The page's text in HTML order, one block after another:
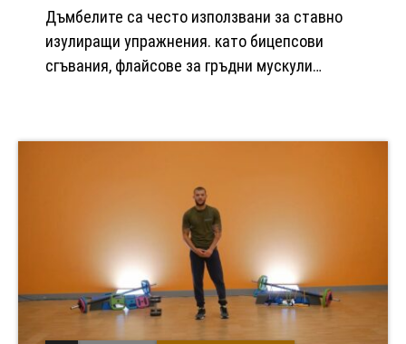
Дъмбелите са често използвани за ставно
изулиращи упражнения. като бицепсови
сгъвания, флайсове за гръдни мускули…